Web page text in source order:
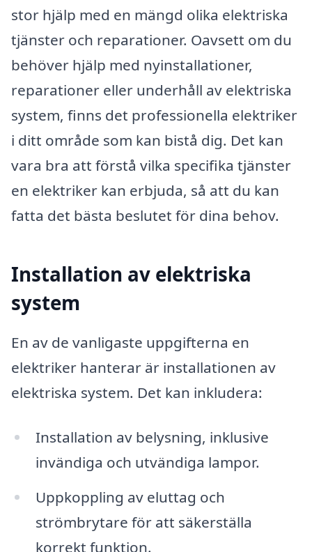
stor hjälp med en mängd olika elektriska
tjänster och reparationer. Oavsett om du
behöver hjälp med nyinstallationer,
reparationer eller underhåll av elektriska
system, finns det professionella elektriker
i ditt område som kan bistå dig. Det kan
vara bra att förstå vilka specifika tjänster
en elektriker kan erbjuda, så att du kan
fatta det bästa beslutet för dina behov.
Installation av elektriska
system
En av de vanligaste uppgifterna en
elektriker hanterar är installationen av
elektriska system. Det kan inkludera:
Installation av belysning, inklusive
invändiga och utvändiga lampor.
Uppkoppling av eluttag och
strömbrytare för att säkerställa
korrekt funktion.